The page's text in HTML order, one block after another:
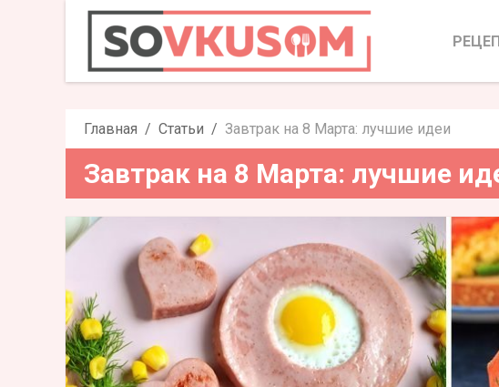
Завтрак на 8 Марта:
Главная Статьи Завтрак на 8 Марта: лучшие идеи
Завтрак на 8 Марта: лучшие